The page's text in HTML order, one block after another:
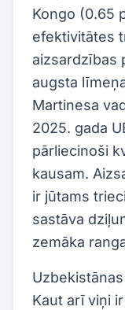
Kongo (0.65
efektivitātes
aizsardzības
augsta
Martinesa
2025. gada
pārliecinoši
kausam.
ir jūtams
sastāva
zemāka
Kaut arī viņi